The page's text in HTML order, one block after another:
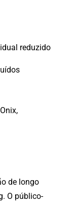
reduzido
Onix,
de longo
O público-